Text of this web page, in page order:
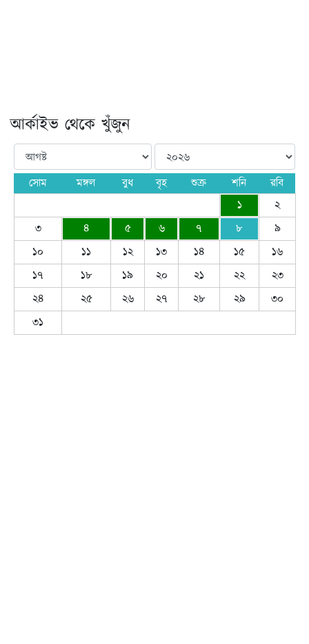
আর্কাইভ থেকে খুঁজুন
সোম মঙ্গল বুধ বৃহ শুক্র শনি
রবি
১
২
৩
৪ ৫ ৬ ৭ ৮
৯
১০
১১ ১২ ১৩ ১৪ ১৫
১৬
১৭
১৮ ১৯ ২০ ২১ ২২
২৩
২৪
২৫ ২৬ ২৭ ২৮ ২৯
৩০
৩১